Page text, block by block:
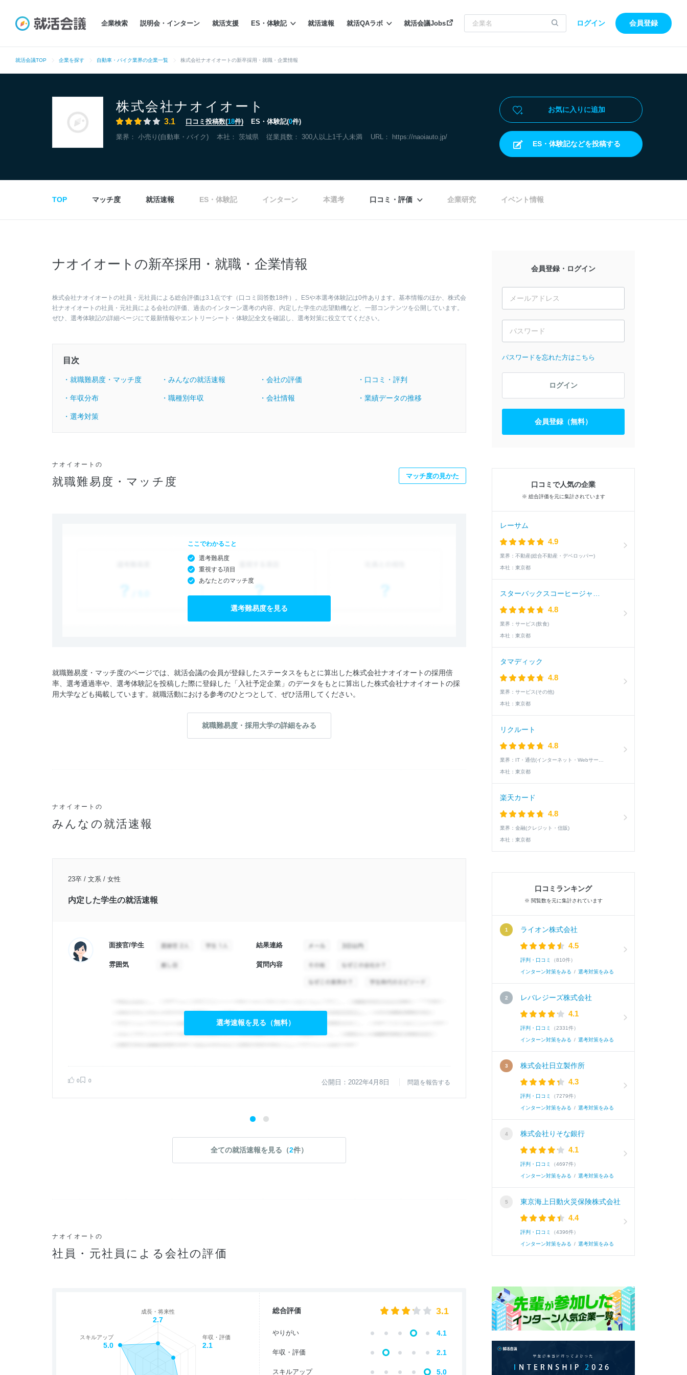
企業検索 説明会・インターン 就活支援 ES・体験記 就活速報 就活QAラボ 就活会議Jobs ログイン 会員登録
就活会議TOP 企業を探す 自動車・バイク業界の企業一覧 株式会社ナオイオートの新卒採用・就職・企業情報
株式会社ナオイオート
3.1 口コミ投稿数(18件) ES・体験記(0件)
業界： 小売り(自動車・バイク) 本社： 茨城県 従業員数： 300人以上1千人未満 URL： https://naoiauto.jp/
お気に入りに追加
ES・体験記などを投稿する
TOP マッチ度 就活速報 ES・体験記 インターン 本選考 口コミ・評価 企業研究 イベント情報
ナオイオートの新卒採用・就職・企業情報
株式会社ナオイオートの社員・元社員による総合評価は3.1点です（口コミ回答数18件）。ESや本選考体験記は0件あります。基本情報のほか、株式会
社ナオイオートの社員・元社員による会社の評価、過去のインターン選考の内容、内定した学生の志望動機など、一部コンテンツを公開しています。
ぜひ、選考体験記の詳細ページにて最新情報やエントリーシート・体験記全文を確認し、選考対策に役立ててください。
目次
・就職難易度・マッチ度 ・みんなの就活速報 ・会社の評価 ・口コミ・評判
・年収分布 ・職種別年収 ・会社情報 ・業績データの推移
・選考対策
ナオイオートの
就職難易度・マッチ度 マッチ度の見かた
ここでわかること
選考難易度
重視する項目
あなたとのマッチ度
選考難易度を見る
就職難易度・マッチ度のページでは、就活会議の会員が登録したステータスをもとに算出した株式会社ナオイオートの採用倍
率、選考通過率や、選考体験記を投稿した際に登録した「入社予定企業」のデータをもとに算出した株式会社ナオイオートの採
用大学なども掲載しています。就職活動における参考のひとつとして、ぜひ活用してください。
就職難易度・採用大学の詳細をみる
ナオイオートの
みんなの就活速報
23卒 / 文系 / 女性
内定した学生の就活速報
面接官/学生 結果連絡
雰囲気 質問内容
選考速報を見る（無料）
0 0 公開日：2022年4月8日 問題を報告する
2次面接通過した学生の就活速報
面接官/学生
雰囲気
0
全ての就活速報を見る（2件）
ナオイオートの
社員・元社員による会社の評価
成長・将来性
2.7
年収・評価
2.1
スキルアップ
5.0
総合評価 3.1
やりがい 4.1
年収・評価 2.1
スキルアップ 5.0
会員登録・ログイン
パスワードを忘れた方はこちら
ログイン
会員登録（無料）
口コミで人気の企業
※ 総合評価を元に集計されています
レーサム
4.9
業界： 不動産(総合不動産・デベロッパー)
本社： 東京都
4.8
業界： サービス(飲食)
本社： 東京都
タマディック
4.8
業界： サービス(その他)
本社： 東京都
リクルート
4.8
業界：
本社： 東京都
楽天カード
4.8
業界： 金融(クレジット・信販)
本社： 東京都
口コミランキング
※ 閲覧数を元に集計されています
ライオン株式会社
4.5
評判・口コミ （810件）
インターン対策をみる / 選考対策をみる
レバレジーズ株式会社
4.1
評判・口コミ （2331件）
インターン対策をみる / 選考対策をみる
株式会社日立製作所
4.3
評判・口コミ （7279件）
インターン対策をみる / 選考対策をみる
株式会社りそな銀行
4.1
評判・口コミ （4697件）
インターン対策をみる / 選考対策をみる
東京海上日動火災保険株式会社
4.4
評判・口コミ （4396件）
インターン対策をみる / 選考対策をみる